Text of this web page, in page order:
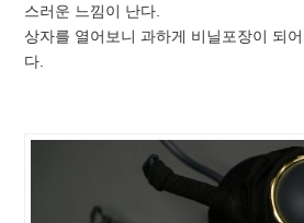
스러운 느낌이 난다.
상자를 열어보니 과하게 비닐포장이 되
다.